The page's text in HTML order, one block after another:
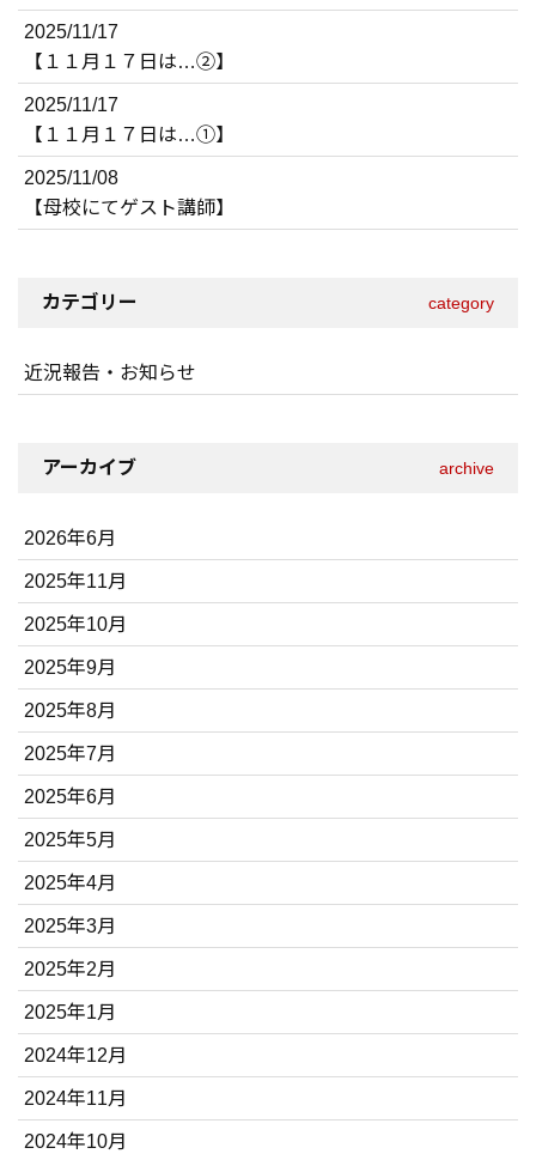
2025/11/17
【１１月１７日は…②】
2025/11/17
【１１月１７日は…①】
2025/11/08
【母校にてゲスト講師】
カテゴリー category
近況報告・お知らせ
アーカイブ archive
2026年6月
2025年11月
2025年10月
2025年9月
2025年8月
2025年7月
2025年6月
2025年5月
2025年4月
2025年3月
2025年2月
2025年1月
2024年12月
2024年11月
2024年10月